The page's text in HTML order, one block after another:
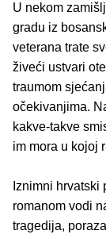
U nekom
gradu iz
veterana trate
živeći ustvari
traumom
očekivanjima.
kakve-takve
im mora u kojoj
Iznimni hrvatski
romanom vodi
tragedija,